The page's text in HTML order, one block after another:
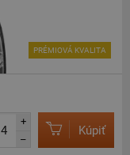
PRÉMIOVÁ KVALITA
+
–
Kúpiť